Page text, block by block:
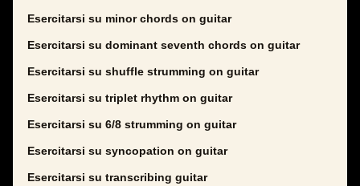
Esercitarsi su minor chords on guitar
Esercitarsi su dominant seventh chords on guitar
Esercitarsi su shuffle strumming on guitar
Esercitarsi su triplet rhythm on guitar
Esercitarsi su 6/8 strumming on guitar
Esercitarsi su syncopation on guitar
Esercitarsi su transcribing guitar